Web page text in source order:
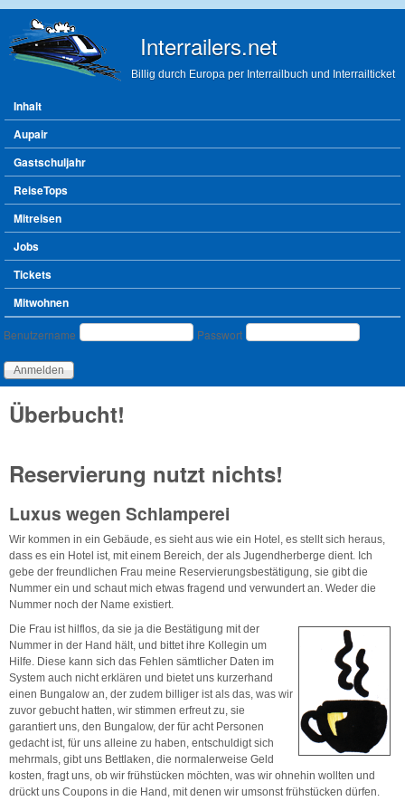
Interrailers.net
Billig durch Europa per Interrailbuch und Interrailticket
Hauptmenü
Inhalt
Aupair
Gastschuljahr
ReiseTops
Mitreisen
Jobs
Tickets
Mitwohnen
Benutzeranmeldung
Benutzername Passwort
Überbucht!
Reservierung nutzt nichts!
Luxus wegen Schlamperei
Wir kommen in ein Gebäude, es sieht aus wie ein Hotel, es stellt sich heraus,
dass es ein Hotel ist, mit einem Bereich, der als Jugendherberge dient. Ich
gebe der freundlichen Frau meine Reservierungsbestätigung, sie gibt die
Nummer ein und schaut mich etwas fragend und verwundert an. Weder die
Nummer noch der Name existiert.
Die Frau ist hilflos, da sie ja die Bestätigung mit der
Nummer in der Hand hält, und bittet ihre Kollegin um
Hilfe. Diese kann sich das Fehlen sämtlicher Daten im
System auch nicht erklären und bietet uns kurzerhand
einen Bungalow an, der zudem billiger ist als das, was wir
zuvor gebucht hatten, wir stimmen erfreut zu, sie
garantiert uns, den Bungalow, der für acht Personen
gedacht ist, für uns alleine zu haben, entschuldigt sich
mehrmals, gibt uns Bettlaken, die normalerweise Geld
kosten, fragt uns, ob wir frühstücken möchten, was wir ohnehin wollten und
drückt uns Coupons in die Hand, mit denen wir umsonst frühstücken dürfen.